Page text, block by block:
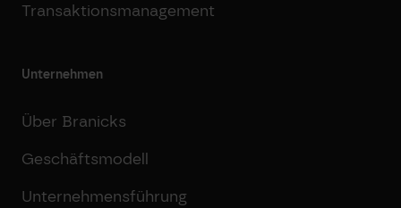
Transaktionsmanagement
Unternehmen
Über Branicks
Geschäftsmodell
Unternehmensführung